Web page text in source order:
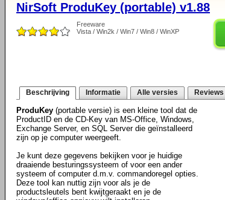
NirSoft ProduKey (portable) v1.88
Freeware
Vista / Win2k / Win7 / Win8 / WinXP
Beschrijving Informatie Alle versies Reviews
ProduKey (portable versie) is een kleine tool dat de
ProductID en de CD-Key van MS-Office, Windows,
Exchange Server, en SQL Server die geïnstalleerd
zijn op je computer weergeeft.
Je kunt deze gegevens bekijken voor je huidige
draaiende besturingssysteem of voor een ander
systeem of computer d.m.v. commandoregel opties.
Deze tool kan nuttig zijn voor als je de
productsleutels bent kwijtgeraakt en je de